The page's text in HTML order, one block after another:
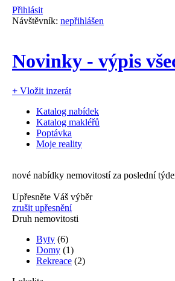
Přihlásit
Návštěvník: nepřihlášen
Novinky - výpis
+ Vložit inzerát
Katalog nabídek
Katalog makléřů
Poptávka
Moje reality
nové nabídky nemovitostí za poslední
Upřesněte Váš výběr
zrušit upřesnění
Druh nemovitosti
Byty (6)
Domy (1)
Rekreace (2)